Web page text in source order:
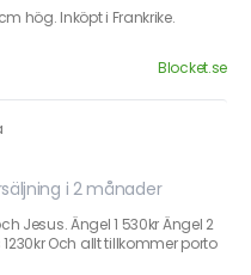
hög. Inköpt i Frankrike.
Blocket.se
i 2 månader
Jesus. Ängel 1 530kr Ängel 2
Och allt tillkommer porto